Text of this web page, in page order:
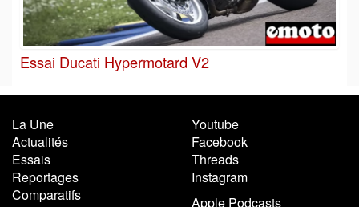
Essai Ducati Hypermotard V2
La Une
Actualités
Essais
Reportages
Comparatifs
Youtube
Facebook
Threads
Instagram
Apple Podcasts